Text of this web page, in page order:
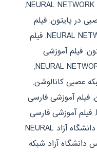
,
در پایتون, فیلم
, فیلم
, فیلم آموزشی
,
عصبی کانالوشن,
, فیلم آموزشی فارسی
, فیلم آموزشی فارسی
فیلم کلاس دانشگاه آزاد NEURAL
دانشگاه آزاد شبکه